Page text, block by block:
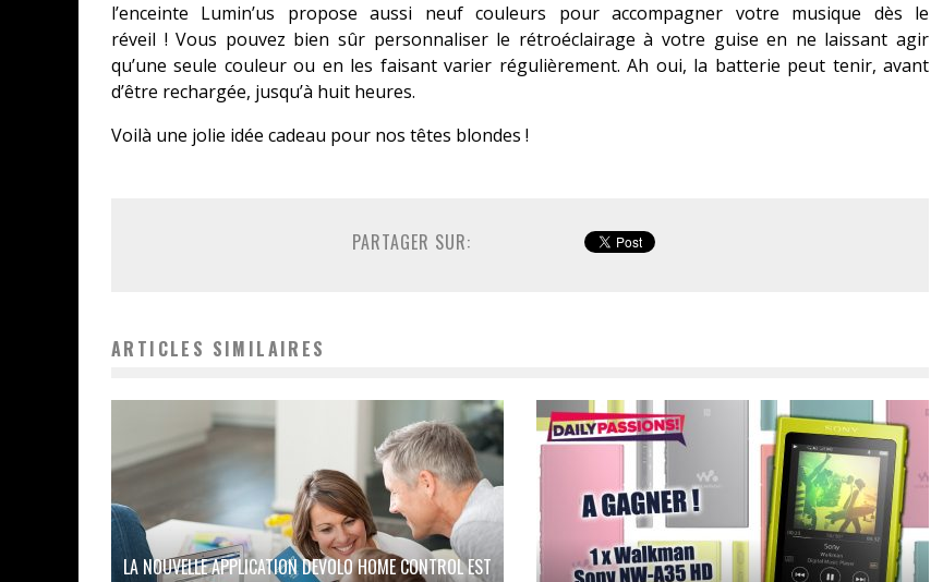
l’enceinte Lumin’us propose aussi neuf couleurs pour accompagner votre musique dès le
réveil ! Vous pouvez bien sûr personnaliser le rétroéclairage à votre guise en ne laissant agir
qu’une seule couleur ou en les faisant varier régulièrement. Ah oui, la batterie peut tenir, avant
d’être rechargée, jusqu’à huit heures.
Voilà une jolie idée cadeau pour nos têtes blondes !
PARTAGER SUR:
ARTICLES SIMILAIRES
LA NOUVELLE APPLICATION DEVOLO HOME CONTROL EST
SUR XBOX ONE OU PS4
Daily Passions